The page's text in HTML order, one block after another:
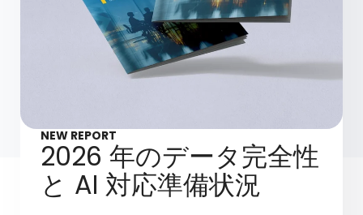
NEW REPORT
2026 年のデータ完全性
と AI 対応準備状況